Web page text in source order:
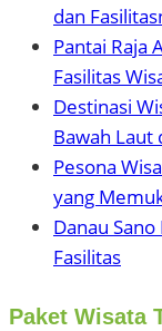
dan
Pantai Raja
Fasilitas
Destinasi
Bawah Laut
Pesona
yang
Danau
Fasilitas
Paket Wisata